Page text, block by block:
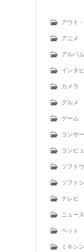
アウト
アニメ
アルバム
インタ
カメラ
グルメ
ゲーム
コンサ
コンピ
ソフト
ソフト
テレビ
ニュース
ペット
ミキシ